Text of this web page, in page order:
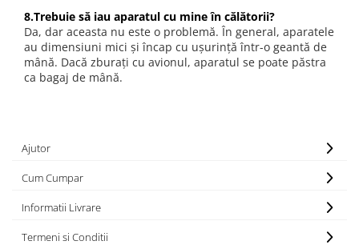
8.Trebuie să iau aparatul cu mine în călătorii?
Da, dar aceasta nu este o problemă. În general, aparatele
au dimensiuni mici şi încap cu uşurinţă într-o geantă de
mână. Dacă zburaţi cu avionul, aparatul se poate păstra
ca bagaj de mână.
Ajutor
Cum Cumpar
Informatii Livrare
Termeni si Conditii